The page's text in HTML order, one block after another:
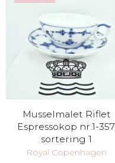
Musselmalet Riflet
Espressokop nr.1-357.
sortering 1
Royal Copenhagen